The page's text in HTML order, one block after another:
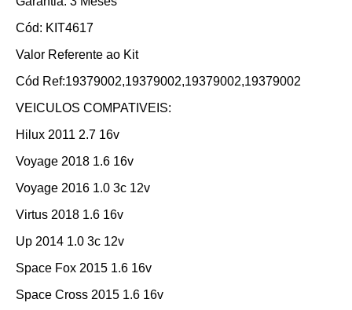
Cód: KIT4617
Valor Referente ao Kit
Cód Ref:19379002,19379002,19379002,19379002
VEICULOS COMPATIVEIS:
Hilux 2011 2.7 16v
Voyage 2018 1.6 16v
Voyage 2016 1.0 3c 12v
Virtus 2018 1.6 16v
Up 2014 1.0 3c 12v
Space Fox 2015 1.6 16v
Space Cross 2015 1.6 16v